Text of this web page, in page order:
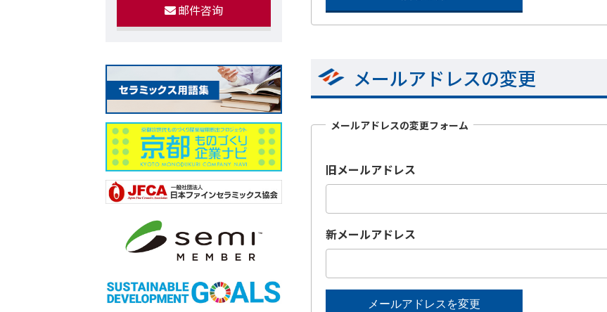
メールアドレスの変更
メールアドレスの変更フォーム
旧メールアドレス
新メールアドレス
邮件咨询